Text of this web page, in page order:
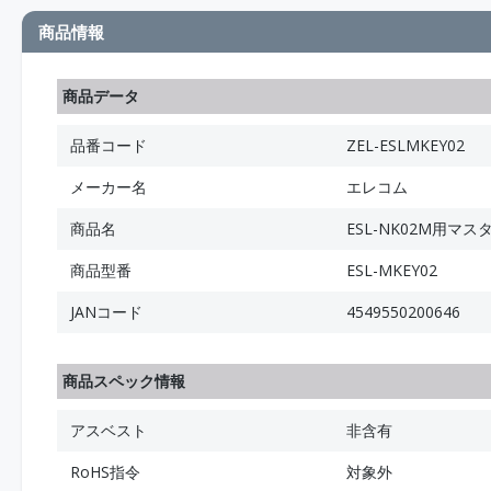
商品情報
商品データ
品番コード
ZEL-ESLMKEY02
メーカー名
エレコム
商品名
ESL-NK02M用マス
商品型番
ESL-MKEY02
JANコード
4549550200646
商品スペック情報
アスベスト
非含有
RoHS指令
対象外